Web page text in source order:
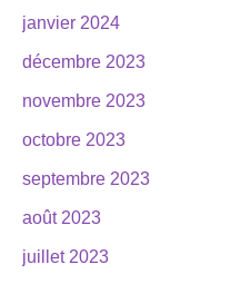
janvier 2024
décembre 2023
novembre 2023
octobre 2023
septembre 2023
août 2023
juillet 2023